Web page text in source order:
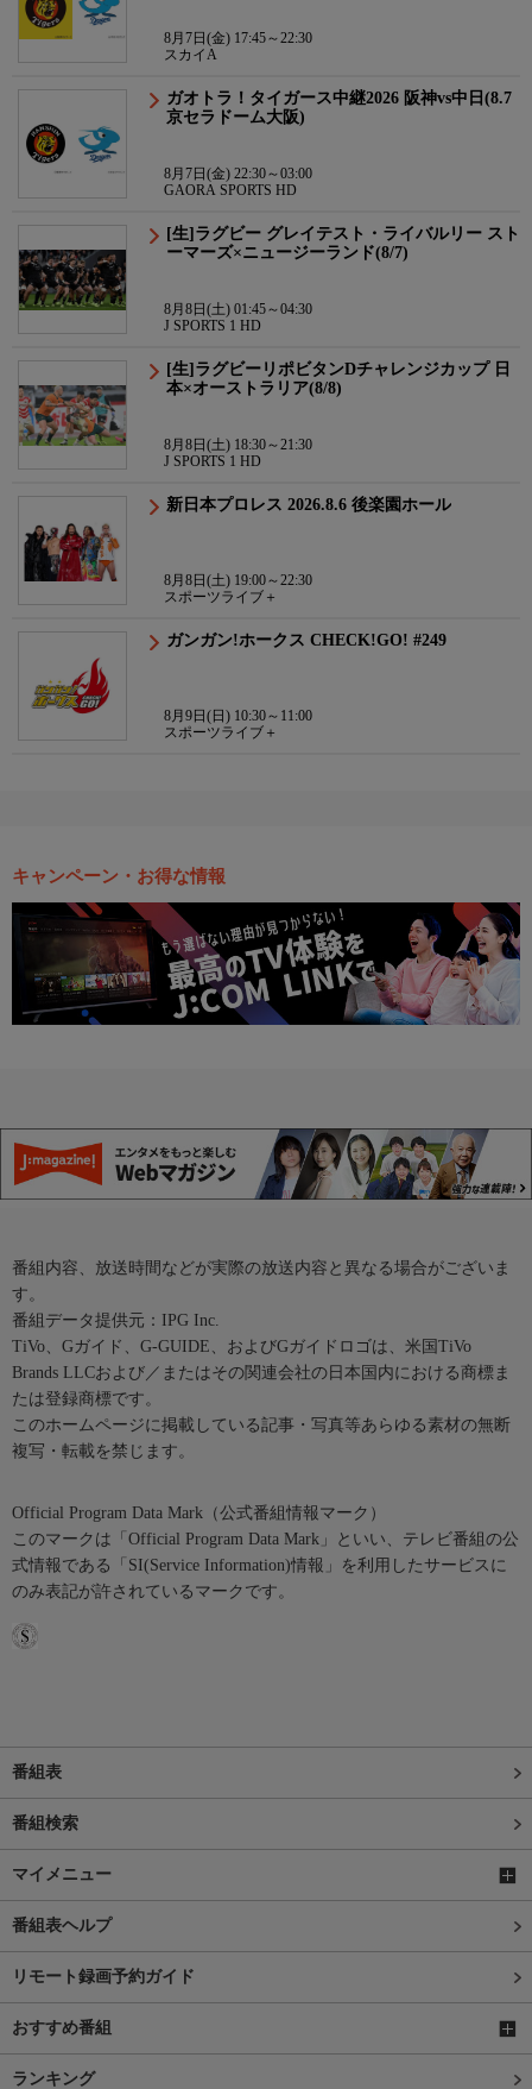
8月7日(金) 17:45～22:30
スカイA
ガオトラ！タイガース中継2026 阪神vs中日(8.7
京セラドーム大阪)
8月7日(金) 22:30～03:00
GAORA SPORTS HD
[生]ラグビー グレイテスト・ライバルリー スト
ーマーズ×ニュージーランド(8/7)
8月8日(土) 01:45～04:30
J SPORTS 1 HD
[生]ラグビーリポビタンDチャレンジカップ 日
本×オーストラリア(8/8)
8月8日(土) 18:30～21:30
J SPORTS 1 HD
新日本プロレス 2026.8.6 後楽園ホール
8月8日(土) 19:00～22:30
スポーツライブ＋
ガンガン!ホークス CHECK!GO! #249
8月9日(日) 10:30～11:00
スポーツライブ＋
キャンペーン・お得な情報
番組内容、放送時間などが実際の放送内容と異なる場合がございま
す。
番組データ提供元：IPG Inc.
TiVo、Gガイド、G-GUIDE、およびGガイドロゴは、米国TiVo
Brands LLCおよび／またはその関連会社の日本国内における商標ま
たは登録商標です。
このホームページに掲載している記事・写真等あらゆる素材の無断
複写・転載を禁じます。
Official Program Data Mark（公式番組情報マーク）
このマークは「Official Program Data Mark」といい、テレビ番組の公
式情報である「SI(Service Information)情報」を利用したサービスに
のみ表記が許されているマークです。
番組表
番組検索
マイメニュー
番組表ヘルプ
リモート録画予約ガイド
おすすめ番組
ランキング